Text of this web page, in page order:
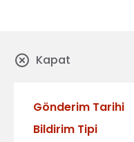
Kapat
Gönderim Tarihi
Bildirim Tipi